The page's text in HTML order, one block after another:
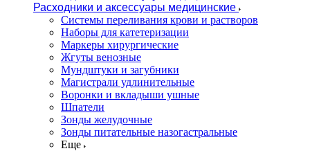
Расходники и аксессуары медицинские
Системы переливания крови и растворов
Наборы для катетеризации
Маркеры хирургические
Жгуты венозные
Мундштуки и загубники
Магистрали удлинительные
Воронки и вкладыши ушные
Шпатели
Зонды желудочные
Зонды питательные назогастральные
Еще